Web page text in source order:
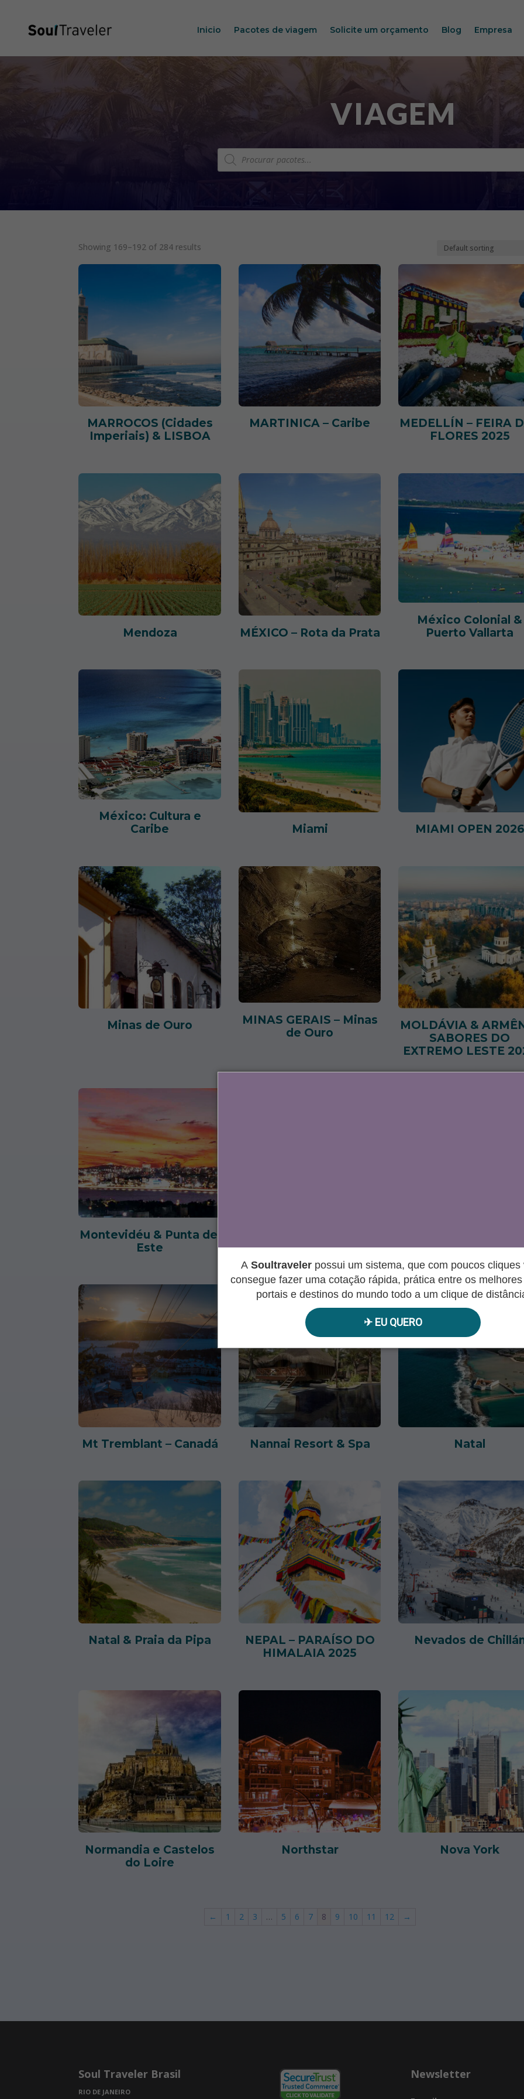
A Soultravelerpossui um sistema, que com poucos cliques
consegue fazer uma cotação rápida, prática entre os
portais e destinos do mundo todo a um clique de
✈︎ EU QUERO
Inicio Pacotes de viagem Solicite um orçamento Blog Empresa
VIAGEM
Pesquisar
produtos
Showing 169–192 of 284 results
MARROCOS (Cidades
Imperiais) & LISBOA
MARTINICA – Caribe
MEDELLÍN – FEIRA
FLORES 2025
Mendoza MÉXICO – Rota da Prata
México Colonial &
Puerto Vallarta
México: Cultura e
Caribe
Miami MIAMI OPEN 2026
Minas de Ouro
MINAS GERAIS – Minas
de Ouro
MOLDÁVIA &
SABORES DO
EXTREMO LESTE
Montevidéu & Punta del
Este
Montevidéu com Vinhos Morro de São
Mt Tremblant – Canadá Nannai Resort & Spa Natal
Natal & Praia da Pipa
NEPAL – PARAÍSO DO
HIMALAIA 2025
Nevados de
Normandia e Castelos
do Loire
Northstar Nova York
← 1 2 3 … 5 6 7 8 9 10 11 12 →
Soul Traveler Brasil
RIO DE JANEIRO
Newsletter